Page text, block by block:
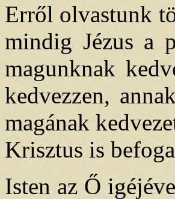
Erről olvastunk
mindig Jézus a
magunknak
kedvezzen,
magának
Krisztus is
Isten az Ő